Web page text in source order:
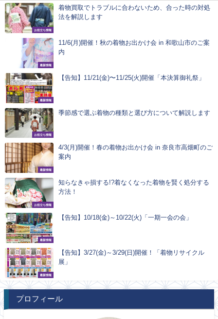
お役立ち情報
着物買取でトラブルに合わないため、合った時の対処
法を解説します
最新情報
11/6(月)開催！秋の着物お出かけ会 in 和歌山市のご案
内
最新情報
【告知】11/21(金)〜11/25(火)開催「本決算御礼祭」
お役立ち情報
季節感で選ぶ着物の種類と選び方について解説します
最新情報
4/3(月)開催！春の着物お出かけ会 in 奈良市高畑町のご
案内
お役立ち情報
知らなきゃ損する!?着なくなった着物を賢く処分する
方法！
最新情報
【告知】10/18(金)～10/22(火)「一期一会の会」
最新情報
【告知】3/27(金)～3/29(日)開催！「着物リサイクル
展」
プロフィール